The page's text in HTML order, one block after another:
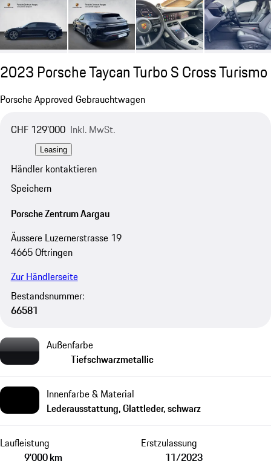
2023 Porsche Taycan Turbo S Cross Turismo
Porsche Approved Gebrauchtwagen
CHF 129'000 Inkl. MwSt.
Leasing
Händler kontaktieren
Speichern
Porsche Zentrum Aargau
Äussere Luzernerstrasse 19
4665 Oftringen
Zur Händlerseite
Bestandsnummer:
66581
Außenfarbe
Tiefschwarzmetallic
Innenfarbe & Material
Lederausstattung, Glattleder, schwarz
Laufleistung
9'000 km
Erstzulassung
11/2023